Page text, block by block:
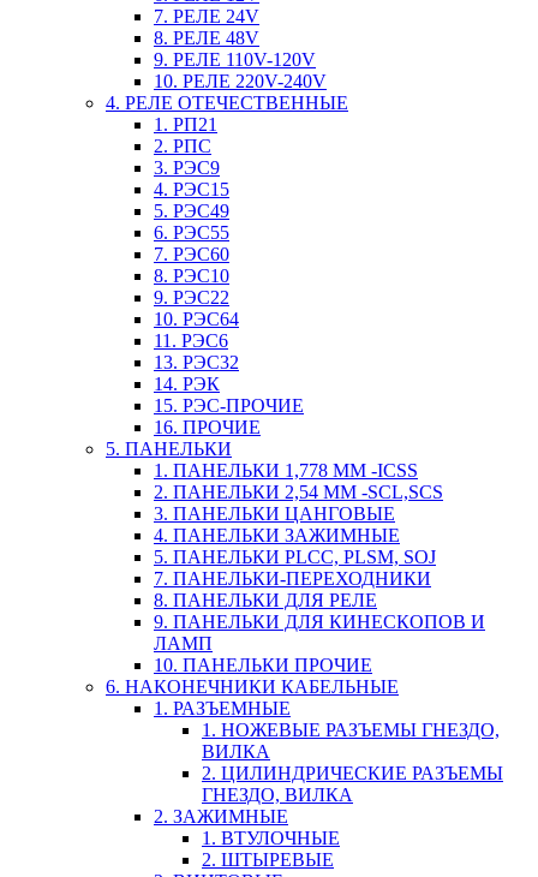
7. РЕЛЕ 24V
8. РЕЛЕ 48V
9. РЕЛЕ 110V-120V
10. РЕЛЕ 220V-240V
4. РЕЛЕ ОТЕЧЕСТВЕННЫЕ
1. РП21
2. РПС
3. РЭС9
4. РЭС15
5. РЭС49
6. РЭС55
7. РЭС60
8. РЭС10
9. РЭС22
10. РЭС64
11. РЭС6
13. РЭС32
14. РЭК
15. РЭС-ПРОЧИЕ
16. ПРОЧИЕ
5. ПАНЕЛЬКИ
1. ПАНЕЛЬКИ 1,778 ММ -ICSS
2. ПАНЕЛЬКИ 2,54 ММ -SCL,SCS
3. ПАНЕЛЬКИ ЦАНГОВЫЕ
4. ПАНЕЛЬКИ ЗАЖИМНЫЕ
5. ПАНЕЛЬКИ PLCC, PLSM, SOJ
7. ПАНЕЛЬКИ-ПЕРЕХОДНИКИ
8. ПАНЕЛЬКИ ДЛЯ РЕЛЕ
9. ПАНЕЛЬКИ ДЛЯ КИНЕСКОПОВ И
ЛАМП
10. ПАНЕЛЬКИ ПРОЧИЕ
6. НАКОНЕЧНИКИ КАБЕЛЬНЫЕ
1. РАЗЪЕМНЫЕ
1. НОЖЕВЫЕ РАЗЪЕМЫ ГНЕЗДО,
ВИЛКА
2. ЦИЛИНДРИЧЕСКИЕ РАЗЪЕМЫ
ГНЕЗДО, ВИЛКА
2. ЗАЖИМНЫЕ
1. ВТУЛОЧНЫЕ
2. ШТЫРЕВЫЕ